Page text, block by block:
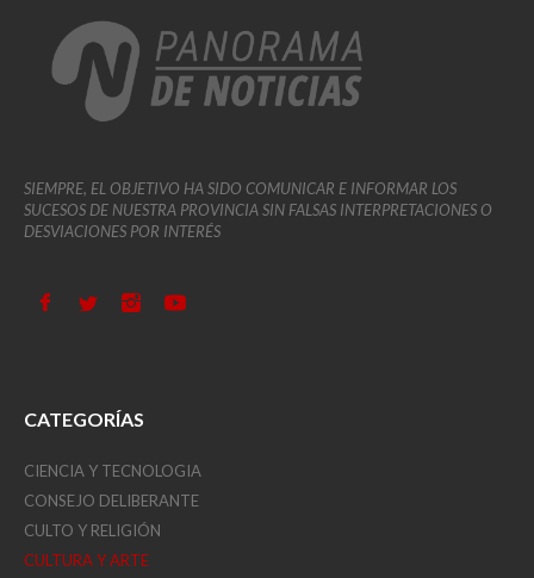
SIEMPRE, EL OBJETIVO HA SIDO COMUNICAR E INFORMAR LOS
SUCESOS DE NUESTRA PROVINCIA SIN FALSAS INTERPRETACIONES O
DESVIACIONES POR INTERÉS
CATEGORÍAS
CIENCIA Y TECNOLOGIA
CONSEJO DELIBERANTE
CULTO Y RELIGIÓN
CULTURA Y ARTE